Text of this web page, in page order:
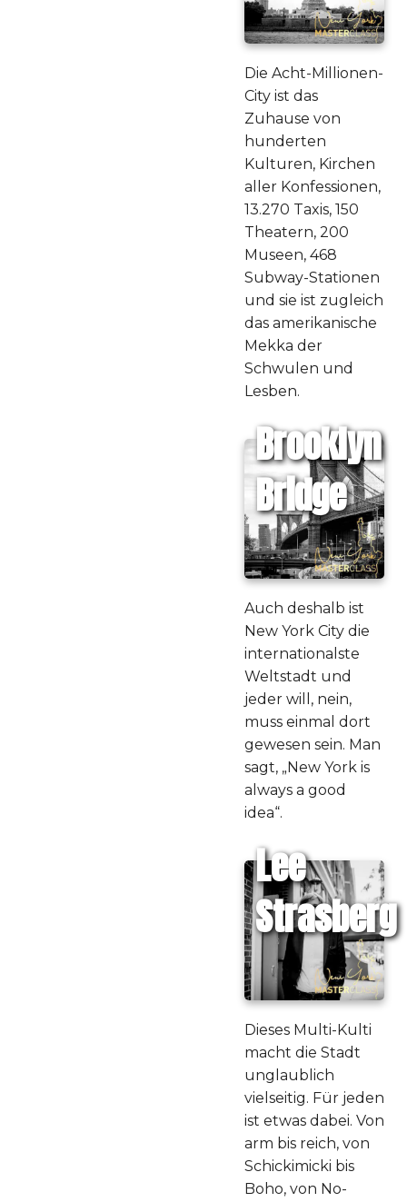
Die Acht-Millionen-
City ist das
Zuhause von
hunderten
Kulturen, Kirchen
aller Konfessionen,
13.270 Taxis, 150
Theatern, 200
Museen, 468
Subway-Stationen
und sie ist zugleich
das amerikanische
Mekka der
Schwulen und
Lesben.
Brooklyn
Bridge
Auch deshalb ist
New York City die
internationalste
Weltstadt und
jeder will, nein,
muss einmal dort
gewesen sein. Man
sagt, „New York is
always a good
idea“.
Lee
Strasberg
Dieses Multi-Kulti
macht die Stadt
unglaublich
vielseitig. Für jeden
ist etwas dabei. Von
arm bis reich, von
Schickimicki bis
Boho, von No-